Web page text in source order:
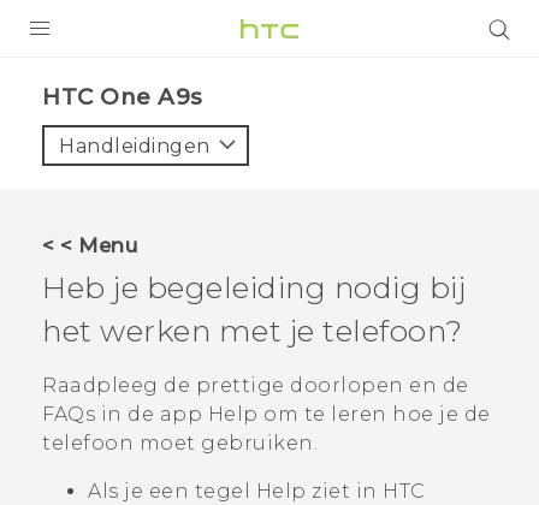
VIVE
AANBIEDINGEN
HTC Club
SUPPORT
HTC-apparaten & -accessoires
VIVERSE
Aanmelden
HTC One A9s‎
Handleidingen
< < Menu
Heb je begeleiding nodig bij
het werken met je telefoon?
Raadpleeg de prettige doorlopen en de
FAQs in de app Help om te leren hoe je de
telefoon moet gebruiken.
Als je een tegel Help ziet in HTC